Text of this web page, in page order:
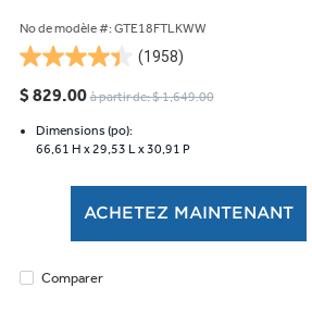
No de modèle #: GTE18FTLKWW
(1958)
4.4
étoile(s)
5.
1958
$ 829.00 à partir de: $ 1,649.00
Dimensions (po):
66,61 H x29,53 L x30,91 P
ACHETEZ MAINTENANT
Comparer